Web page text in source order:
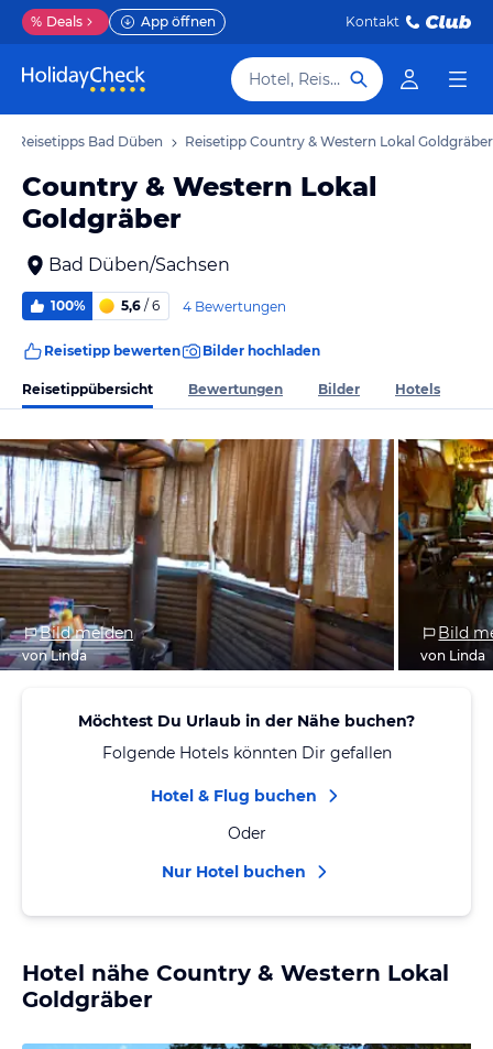
% Deals App öffnen Kontakt
Hotel, Reiseziel
Reisetipps Bad Düben Reisetipp Country & Western Lokal Goldgräber
Country & Western Lokal
Goldgräber
Bad Düben/Sachsen
100% 5,6 / 6 4 Bewertungen
Reisetipp bewerten Bilder hochladen
Reisetippübersicht Bewertungen Bilder Hotels
Bild melden
von Linda
Bild
von Linda
Möchtest Du Urlaub in der Nähe buchen?
Folgende Hotels könnten Dir gefallen
Hotel & Flug buchen
Oder
Nur Hotel buchen
Hotel nähe Country & Western Lokal
Goldgräber